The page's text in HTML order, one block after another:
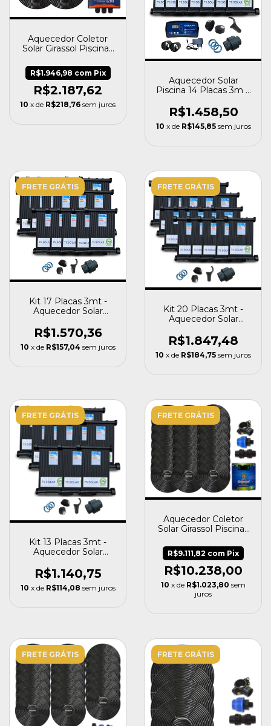
Aquecedor Coletor
Solar Girassol Piscinas
Painel G200
R$2.187,62
R$1.946,98 com Pix
10 x de R$218,76 sem juros
Aquecedor Solar
Piscina 14 Placas 3m +
R$1.458,50
10 x de R$145,85 sem juros
FRETE GRÁTIS
Kit 17 Placas 3mt -
Aquecedor Solar
R$1.570,36
10 x de R$157,04 sem juros
FRETE GRÁTIS
Kit 20 Placas 3mt -
Aquecedor Solar
R$1.847,48
10 x de R$184,75 sem juros
FRETE GRÁTIS
Kit 13 Placas 3mt -
Aquecedor Solar
R$1.140,75
10 x de R$114,08 sem juros
FRETE GRÁTIS
Aquecedor Coletor
Solar Girassol Piscinas
Painel G600
R$10.238,00
R$9.111,82 com Pix
10 x de R$1.023,80 sem
juros
FRETE GRÁTIS FRETE GRÁTIS